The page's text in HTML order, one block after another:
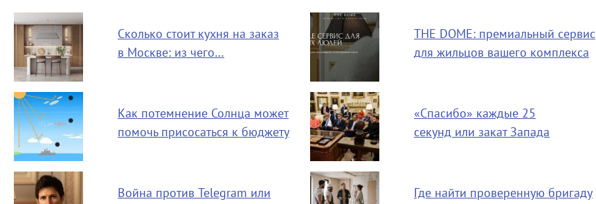
Сколько стоит кухня на заказ
в Москве: из чего…
THE DOME: премиальный сервис
для жильцов вашего комплекса
Как потемнение Солнца может
помочь присосаться к бюджету
«Спасибо» каждые 25
секунд или закат Запада
Война против Telegram или
Где найти проверенную бригаду